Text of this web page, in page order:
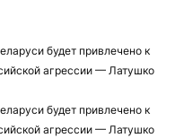
будет привлечено к
агрессии — Латушко
будет привлечено к
агрессии — Латушко